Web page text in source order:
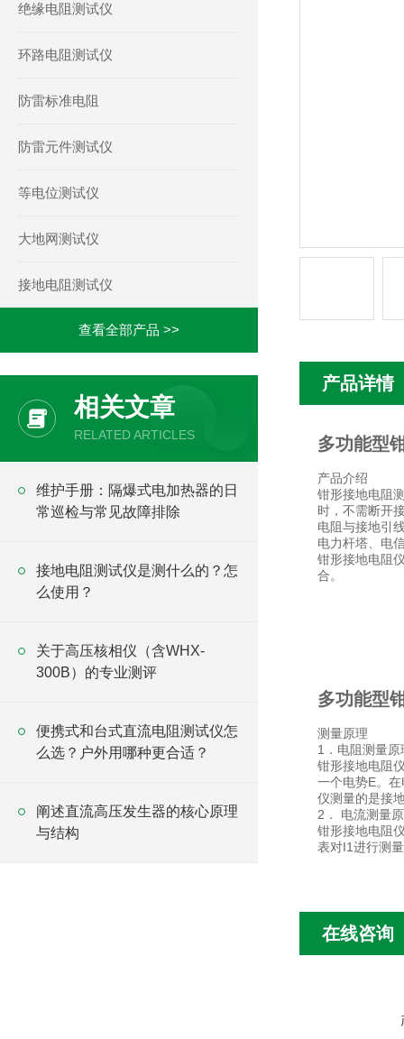
绝缘电阻测试仪
环路电阻测试仪
防雷标准电阻
防雷元件测试仪
等电位测试仪
大地网测试仪
接地电阻测试仪
查看全部产品 >>
相关文章
RELATED ARTICLES
维护手册：隔爆式电加热器的日
常巡检与常见故障排除
接地电阻测试仪是测什么的？怎
么使用？
关于高压核相仪（含WHX-
300B）的专业测评
便携式和台式直流电阻测试仪怎
么选？户外用哪种更合适？
阐述直流高压发生器的核心原理
与结构
产品详情
多功能型
产品介绍
钳形接地电阻
时，不需断开
电阻与接地引
电力杆塔、电
钳形接地电阻
合。
多功能型
测量原理
1．电阻测量原
钳形接地电阻
一个电势E。
仪测量的是接
2． 电流测量
钳形接地电阻
表对I1进行测
在线咨询